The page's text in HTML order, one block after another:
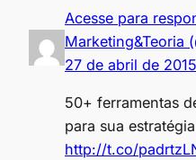
Acesse para
Marketing&Teoria
27 de abril de 2015
50+ ferramentas
para sua
http://t.co/